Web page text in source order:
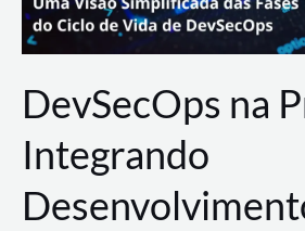
DevSecOps na
Integrando